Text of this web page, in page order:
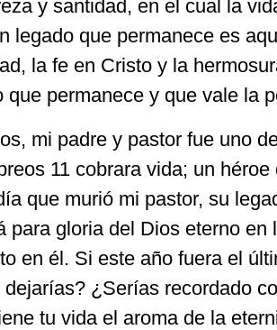
y santidad, en el cual la
legado que permanece es
la fe en Cristo y la
que permanece y que vale la
mi padre y pastor fue uno
11 cobrara vida; un
que murió mi pastor, su
para gloria del Dios eterno en
en él. Si este año fuera el
¿Serías recordado
tu vida el aroma de la